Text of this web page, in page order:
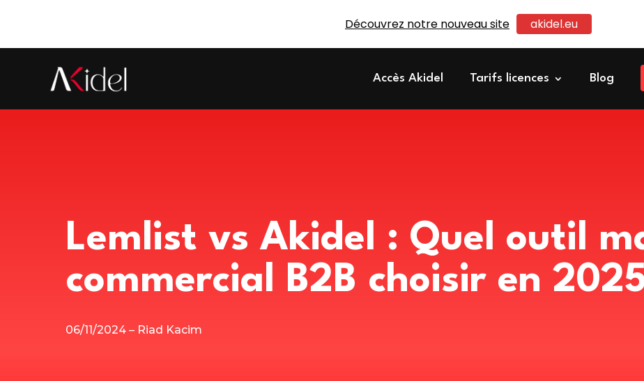
Accès Akidel Tarifs licences Blog
Lemlist vs Akidel : Quel outil
commercial B2B choisir en
06/11/2024 – Riad Kacim
Découvrez notre nouveau site akidel.eu